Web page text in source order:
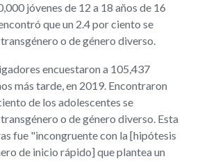
jóvenes de 12 a 18 años de 16
que un 2.4 por ciento se
o de género diverso.
encuestaron a 105,437
más tarde, en 2019. Encontraron
de los adolescentes se
o de género diverso. Esta
fue "incongruente con la [hipótesis
de inicio rápido] que plantea un